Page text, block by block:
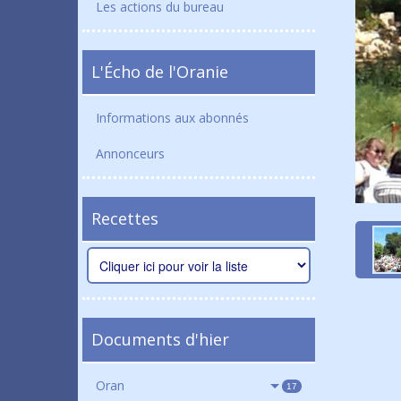
Les actions du bureau
L'Écho de l'Oranie
Informations aux abonnés
Annonceurs
Recettes
Documents d'hier
Oran 17